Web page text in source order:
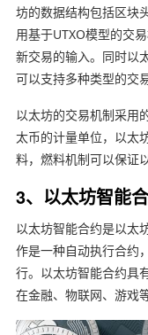
坊的数据结构包括区块
用基于UTXO模型的交
新交易的输入。同时以
可以支持多种类型的交
以太坊的交易机制采用
太币的计量单位，以太
料，燃料机制可以保证
3、以太坊智能
以太坊智能合约是以太
作是一种自动执行合约
行。以太坊智能合约具
在金融、物联网、游戏